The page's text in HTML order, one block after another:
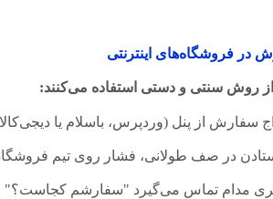
در فروشگاه‌های اینترنتی
روش سنتی و دستی استفاده می‌کنند:
سفارش از پنل (وردپرس، باسلام یا
در صف طولانی، فشار روی تیم
مدام تماس می‌گیرد "سفارشم کجاست؟" →